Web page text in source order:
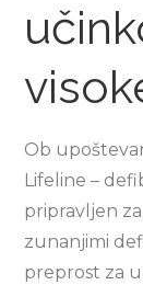
Ob
Lifeline –
pripravljen
zunanjimi
preprost za